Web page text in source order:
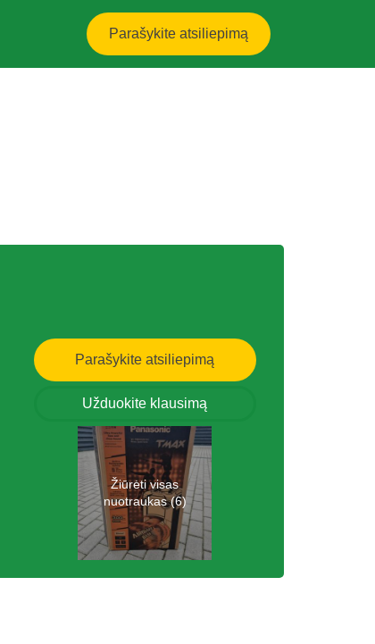
Parašykite atsiliepimą
Parašykite atsiliepimą
Užduokite klausimą
Žiūrėti visas
nuotraukas (6)